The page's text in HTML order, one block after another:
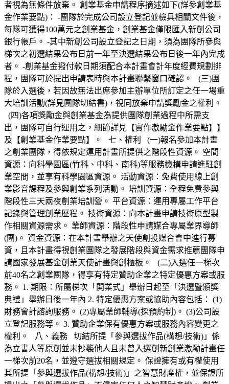
者視為無條件放棄。 創業基金申請程序摘述如下(詳參創業基
金作業要點)： -團隊於完成公司設立登記並檢具相關文件後，
每隊可獲得100萬元之創業基金，創業基金僅限匯入新創公司
銀行帳戶。 -其中新創公司設立登記之日期，須為團隊所參與
梯次之初選結果公布日前一年至決選結果公布日後一年內完成
者。 -創業基金撥付款日期須配合本計畫會計年度經費規劃排
程，團隊可於提出申請表時與本計畫聯繫窗口確認。 (三)團
隊於入選後，若因故無法出席參加主辦單位所訂定之任一場重
大培訓活動(詳見團隊切結書)，視同放棄申請獎勵金之權利。
(四)各項獎勵金與創業基金為提供團隊創業過程中所需支
出，團隊可自行運用之，細節詳見【實作激勵金作業要點】】
及【創業基金作業要點】。 七、權利 (一)報名參加本計畫
之創業團隊，得依規定運用計畫所提供之階段性資源。 空間
資源：向科學園區(竹科、中科、南科)等服務機構申請進駐創
業空間，並享有科學園區資源。 活動資源：免費使用線上創
業影音課程及參與創業系列活動。 培訓資源：全程免費參與
階段性三天兩夜創業培訓營。 平台資源：運用專屬工作平台
記錄與管理創業歷程。 技術資源：向本計畫申請技術原型製
作相關資源需求。 業師資源：階段性申請媒合專屬業界導師
(團)。 資金資源：在本計畫舉辦之天使創投媒合會中進行募
資，且本計畫得視創業團隊之發展階段與資金需求推薦團隊申
請國家發展基金創業天使計畫與創櫃板。 (二)入選任一梯次
前40名之創業團隊，得享有特定贊助企業之特定優惠方案或服
務。 1. 期限：所屬梯次「開業式」舉辦日起至「決選暨頒獎
典禮」舉辦日後一年內 2. 特定優惠方案或協助內容包括： (1)
財務會計諮詢服務。 (2)專屬業師輔導(採預約制)。 (3)公司設
立登記服務等。 3. 贊助企業保有優惠方案或服務內容變更之
權利。 八、義務 切結所提「參與選拔作品(構想/技術)」係
為立書人等原創並未抄襲他人且未曾入選創新創業激勵計畫任
一梯次前20名，並遵守選拔相關規定。 保證擁有或有權使用
其所提「參與選拔作品(構想/技術)」之智慧財產權，並保證所